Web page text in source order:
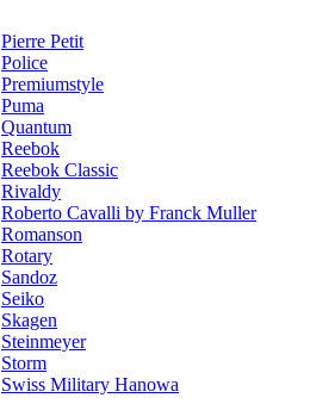
Pierre Petit
Police
Premiumstyle
Puma
Quantum
Reebok
Reebok Classic
Rivaldy
Roberto Cavalli by Franck Muller
Romanson
Rotary
Sandoz
Seiko
Skagen
Steinmeyer
Storm
Swiss Military Hanowa